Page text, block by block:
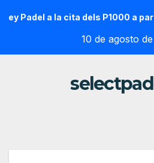
a la cita dels P1000 a partir de
10 de agosto